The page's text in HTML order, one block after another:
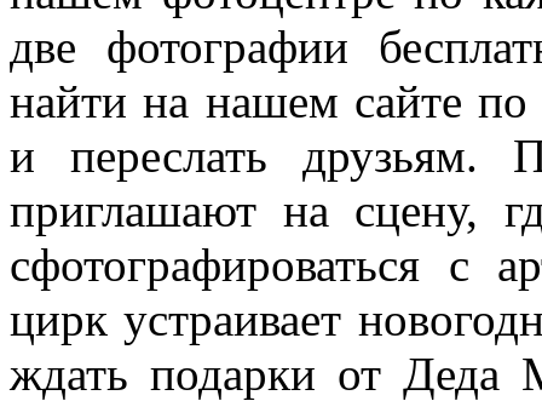
две фотографии
найти на нашем сайте по
и переслать друзьям.
приглашают на сцену,
сфотографироваться с
цирк устраивает
ждать подарки от Деда